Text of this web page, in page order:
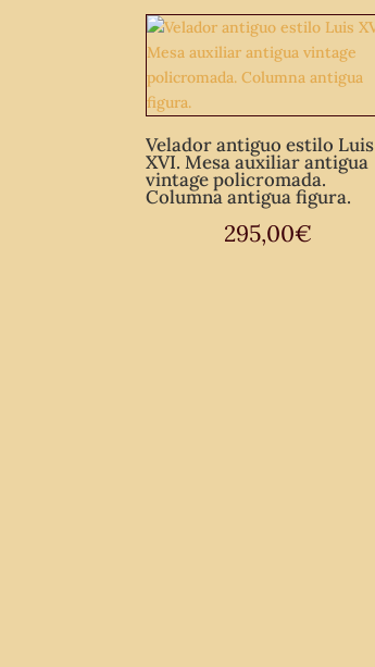
Velador antiguo estilo Luis
XVI. Mesa auxiliar antigua
vintage policromada.
Columna antigua figura.
295,00€